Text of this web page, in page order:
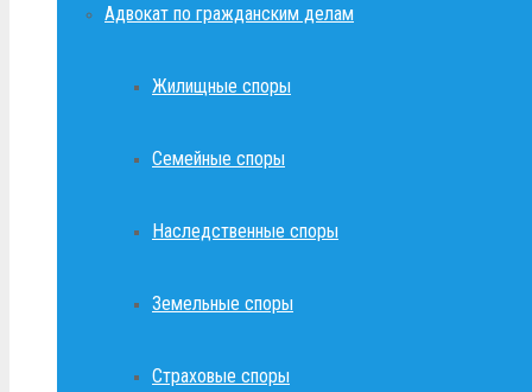
Адвокат по гражданским делам
Жилищные споры
Семейные споры
Наследственные споры
Земельные споры
Страховые споры